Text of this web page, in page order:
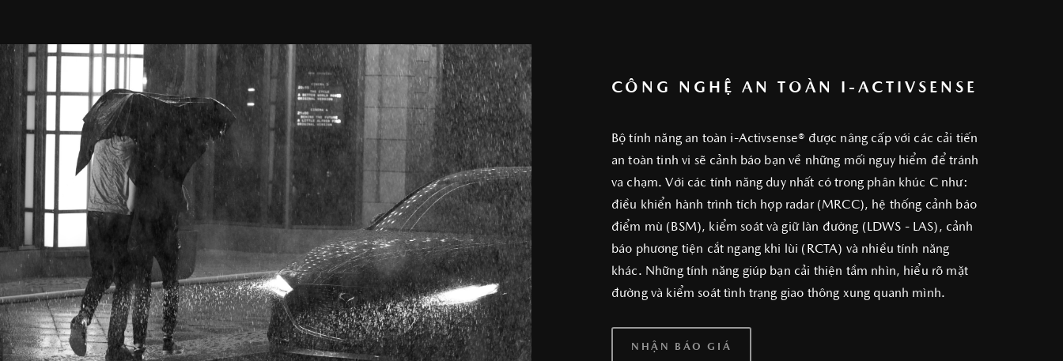
CÔNG NGHỆ AN TOÀN I-ACTIVSENSE
Bộ tính năng an toàn i-Activsense® được nâng cấp với các cải tiến
an toàn tinh vi sẽ cảnh báo bạn về những mối nguy hiểm để tránh
va chạm. Với các tính năng duy nhất có trong phân khúc C như:
điều khiển hành trình tích hợp radar (MRCC), hệ thống cảnh báo
điểm mù (BSM), kiểm soát và giữ làn đường (LDWS - LAS), cảnh
báo phương tiện cắt ngang khi lùi (RCTA) và nhiều tính năng
khác. Những tính năng giúp bạn cải thiện tầm nhìn, hiểu rõ mặt
đường và kiểm soát tình trạng giao thông xung quanh mình.
NHẬN BÁO GIÁ